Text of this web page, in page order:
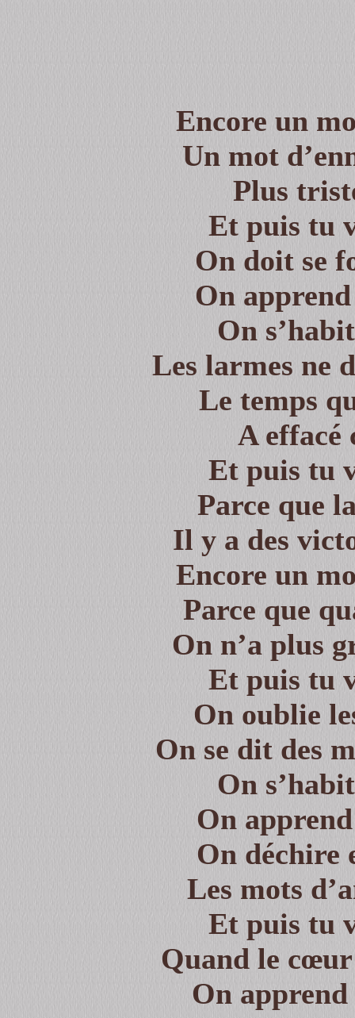
Encore un
Un mot
Plus
Et puis tu
On doit se
On
On
Les larmes ne
Le temps
A effacé
Et puis tu
Parce que
Il y a des
Encore un
Parce que
On n’a plus
Et puis tu
On oublie
On se dit des
On
On
On déchire
Les mots
Et puis tu
Quand le cœur
On